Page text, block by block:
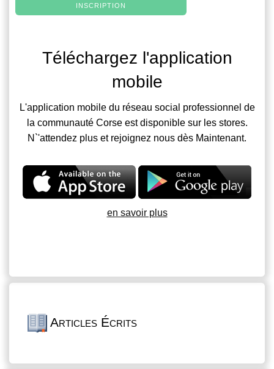
INSCRIPTION
Téléchargez l'application
mobile
L'application mobile du réseau social professionnel de
la communauté Corse est disponible sur les stores.
N`'attendez plus et rejoignez nous dès Maintenant.
en savoir plus
Articles Écrits